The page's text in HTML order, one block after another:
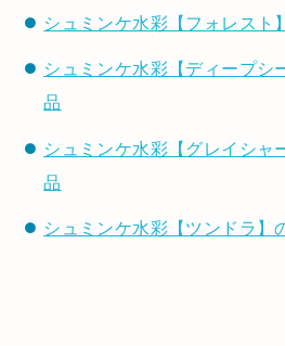
シュミンケ水彩【フォレスト
シュミンケ水彩【ディープシ
品
シュミンケ水彩【グレイシャ
品
シュミンケ水彩【ツンドラ】